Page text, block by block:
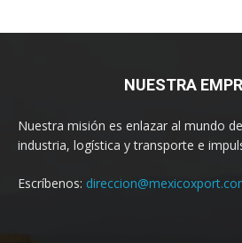
NUESTRA
Nuestra misión es enlazar al mundo
industria, logística y transporte e
Escríbenos: